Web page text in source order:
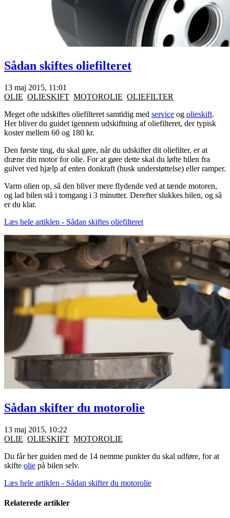
Sådan skiftes oliefilteret
13 maj 2015, 11:01
OLIE OLIESKIFT MOTOROLIE OLIEFILTER
Meget ofte udskiftes oliefilteret samtidig med service og olieskift.
Her bliver du guidet igennem udskiftning af oliefilteret, der typisk
koster mellem 60 og 180 kr.
Den første ting, du skal gøre, når du udskifter dit oliefilter, er at
dræne din motor for olie. For at gøre dette skal du løfte bilen fra
gulvet ved hjælp af enten donkraft (husk understøttelse) eller ramper.
Varm olien op, så den bliver mere flydende ved at tænde motoren,
og lad bilen stå i tomgang i 3 minutter. Derefter slukkes bilen, og så
er du klar.
Læs hele artiklen - Sådan skiftes oliefilteret
Sådan skifter du motorolie
13 maj 2015, 10:22
OLIE OLIESKIFT MOTOROLIE
Du får her guiden med de 14 nemme punkter du skal udføre, for at
skifte olie på bilen selv.
Læs hele artiklen - Sådan skifter du motorolie
Relaterede artikler